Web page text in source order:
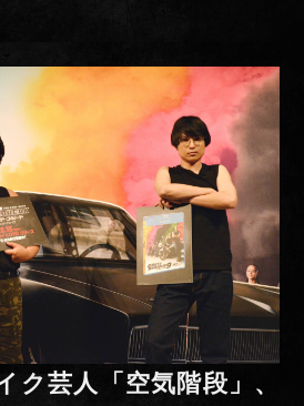
ク芸人「空気階段」、